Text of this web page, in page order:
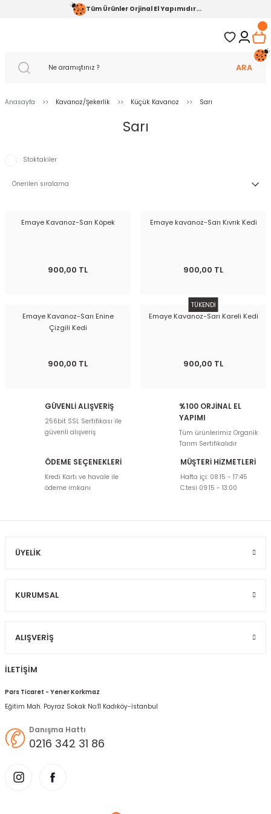
Tüm Ürünler Orjinal El Yapımıdır...
ARA
Anasayfa Kavanoz/Şekerlik Küçük Kavanoz Sarı
Sarı
Stoktakiler
Emaye Kavanoz-Sarı Köpek
900,00 TL
Emaye kavanoz-Sarı Kıvrık Kedi
900,00 TL
Emaye Kavanoz-Sarı Enine
Çizgili Kedi
900,00 TL
TÜKENDİ
Emaye Kavanoz-Sarı Kareli Kedi
900,00 TL
GÜVENLİ ALIŞVERİŞ
256bit SSL Sertifikası ile
güvenli alışveriş
%100 ORJİNAL EL
YAPIMI
Tüm ürünlerimiz Organik
Tarım Sertifikalıdır
ÖDEME SEÇENEKLERİ
Kredi Kartı ve havale ile
ödeme imkanı
MÜŞTERİ HİZMETLERİ
Hafta içi: 08:15 - 17:45
C.tesi 09:15 - 13:00
ÜYELIK
KURUMSAL
ALIŞVERIŞ
İLETİŞİM
Pars Ticaret - Yener Korkmaz
Eğitim Mah. Poyraz Sokak No:11 Kadıköy-İstanbul
Danışma Hattı
0216 342 31 86